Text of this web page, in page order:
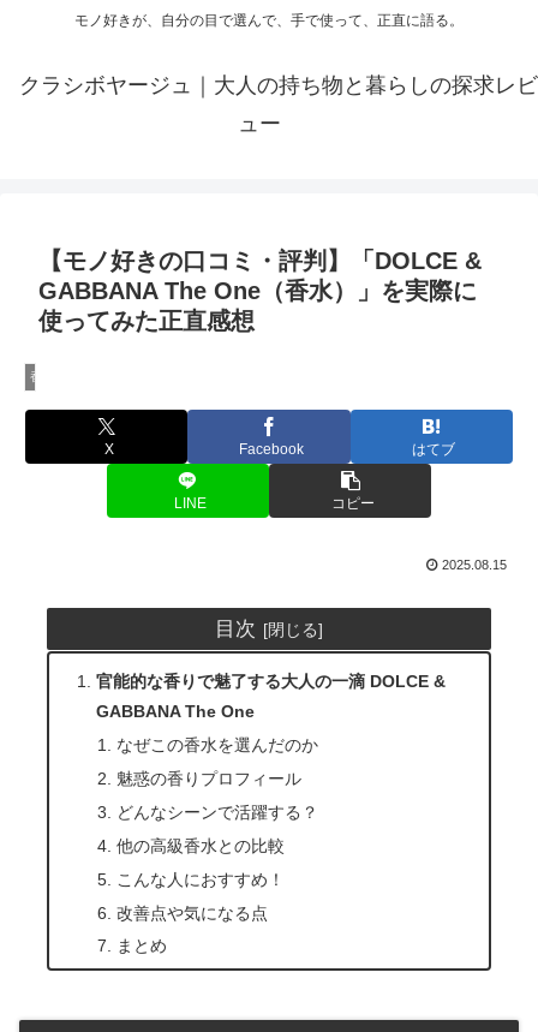
モノ好きが、自分の目で選んで、手で使って、正直に語る。
クラシボヤージュ｜大人の持ち物と暮らしの探求レビ
ュー
【モノ好きの口コミ・評判】「DOLCE &
GABBANA The One（香水）」を実際に
使ってみた正直感想
香水のレビュー
X Facebook はてブ
LINE コピー
2025.08.15
目次
官能的な香りで魅了する大人の一滴 DOLCE &
GABBANA The One
なぜこの香水を選んだのか
魅惑の香りプロフィール
どんなシーンで活躍する？
他の高級香水との比較
こんな人におすすめ！
改善点や気になる点
まとめ